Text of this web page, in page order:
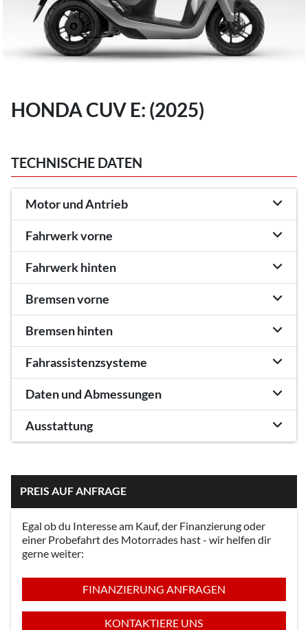
HONDA CUV E: (2025)
TECHNISCHE DATEN
Motor und Antrieb
Fahrwerk vorne
Fahrwerk hinten
Bremsen vorne
Bremsen hinten
Fahrassistenzsysteme
Daten und Abmessungen
Ausstattung
PREIS AUF ANFRAGE
Egal ob du Interesse am Kauf, der Finanzierung oder
einer Probefahrt des Motorrades hast - wir helfen dir
gerne weiter:
FINANZIERUNG ANFRAGEN
KONTAKTIERE UNS